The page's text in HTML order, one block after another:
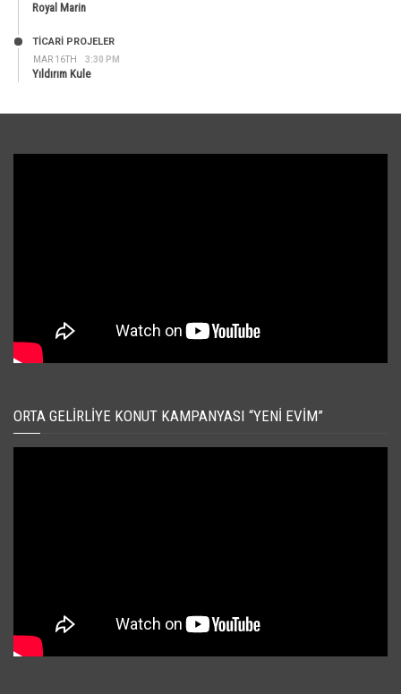
Royal Marin
MAR 16TH 3:30 PM
TİCARİ PROJELER
Yıldırım Kule
ORTA GELIRLIYE KONUT KAMPANYASI “YENI EVIM”